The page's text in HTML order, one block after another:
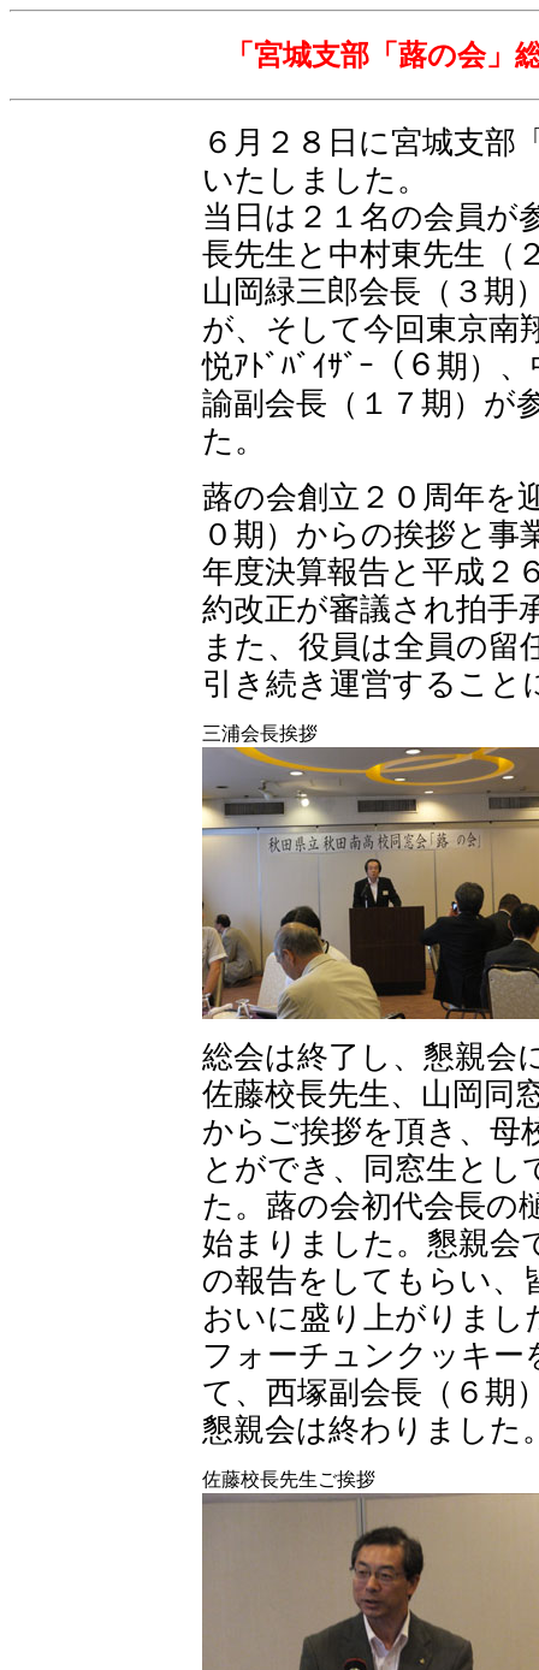
「宮城支部「蕗の会」
６月２８日に宮城支部
いたしました。
当日は２１名の会員が
長先生と中村東先生（
山岡緑三郎会長（３期
が、そして今回東京南
悦ｱﾄﾞﾊﾞｲｻﾞｰ（６期）
諭副会長（１７期）が
た。
蕗の会創立２０周年を
０期）からの挨拶と事
年度決算報告と平成２
約改正が審議され拍手
また、役員は全員の留
引き続き運営すること
三浦会長挨拶
総会は終了し、懇親会
佐藤校長先生、山岡同
からご挨拶を頂き、母
とができ、同窓生と
た。蕗の会初代会長の
始まりました。懇親会
の報告をしてもらい、
おいに盛り上がりまし
フォーチュンクッキー
て、西塚副会長（６期
懇親会は終わりました
佐藤校長先生ご挨拶